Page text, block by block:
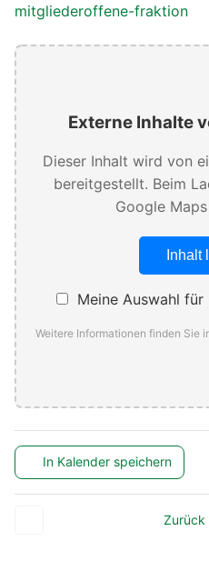
mitgliederoffene-fraktion
Externe Inhalte
Dieser Inhalt wird von
bereitgestellt. Beim
Google
Inhalt
Meine Auswahl
Weitere Informationen finden Sie
In Kalender speichern
Zurück